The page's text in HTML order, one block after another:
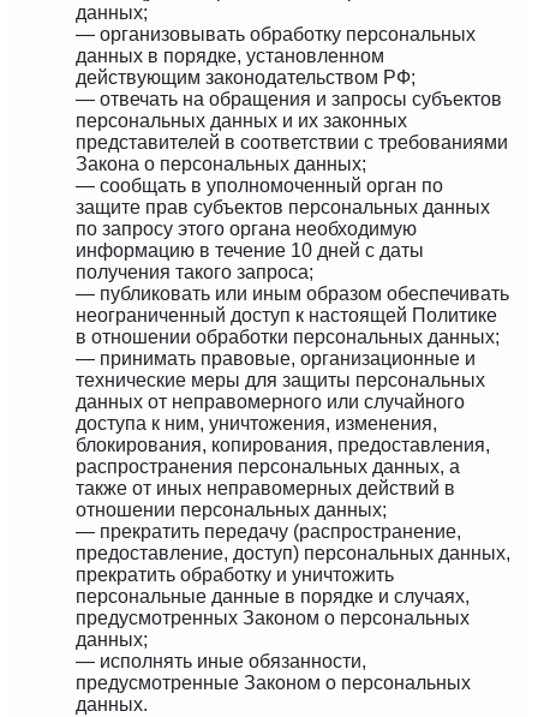
данных;
— организовывать обработку персональных
данных в порядке, установленном
действующим законодательством РФ;
— отвечать на обращения и запросы субъектов
персональных данных и их законных
представителей в соответствии с требованиями
Закона о персональных данных;
— сообщать в уполномоченный орган по
защите прав субъектов персональных данных
по запросу этого органа необходимую
информацию в течение 10 дней с даты
получения такого запроса;
— публиковать или иным образом обеспечивать
неограниченный доступ к настоящей Политике
в отношении обработки персональных данных;
— принимать правовые, организационные и
технические меры для защиты персональных
данных от неправомерного или случайного
доступа к ним, уничтожения, изменения,
блокирования, копирования, предоставления,
распространения персональных данных, а
также от иных неправомерных действий в
отношении персональных данных;
— прекратить передачу (распространение,
предоставление, доступ) персональных данных,
прекратить обработку и уничтожить
персональные данные в порядке и случаях,
предусмотренных Законом о персональных
данных;
— исполнять иные обязанности,
предусмотренные Законом о персональных
данных.